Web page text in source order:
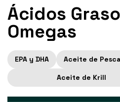
Ácidos
Omegas
EPA y DHA Aceite de
Aceite de Krill